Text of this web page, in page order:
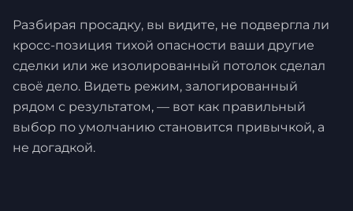
Разбирая просадку, вы видите, не подвергла ли
кросс-позиция тихой опасности ваши другие
сделки или же изолированный потолок сделал
своё дело. Видеть режим, залогированный
рядом с результатом, — вот как правильный
выбор по умолчанию становится привычкой, а
не догадкой.